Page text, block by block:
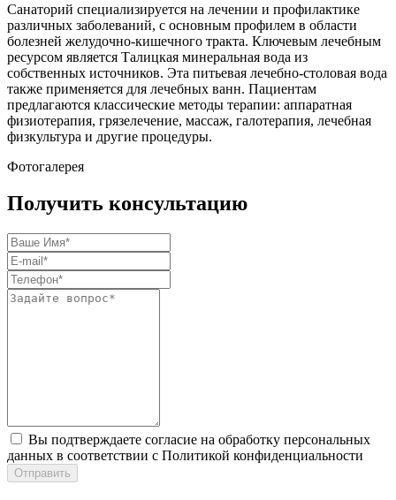
Санаторий специализируется на лечении и профилактике
различных заболеваний, с основным профилем в области
болезней желудочно-кишечного тракта. Ключевым лечебным
ресурсом является Талицкая минеральная вода из
собственных источников. Эта питьевая лечебно-столовая вода
также применяется для лечебных ванн. Пациентам
предлагаются классические методы терапии: аппаратная
физиотерапия, грязелечение, массаж, галотерапия, лечебная
физкультура и другие процедуры.
Фотогалерея
Получить консультацию
Вы подтверждаете согласие на обработку персональных
данных в соответствии с Политикой конфиденциальности
Отправить